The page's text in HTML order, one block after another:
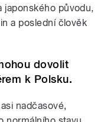
japonského původu,
a poslední člověk
dovolit
k Polsku.
nadčasové,